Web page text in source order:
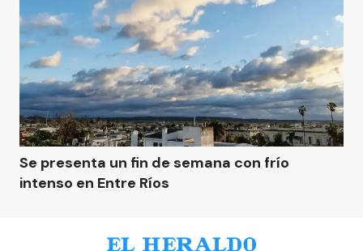
Se presenta un fin de semana con frío
intenso en Entre Ríos